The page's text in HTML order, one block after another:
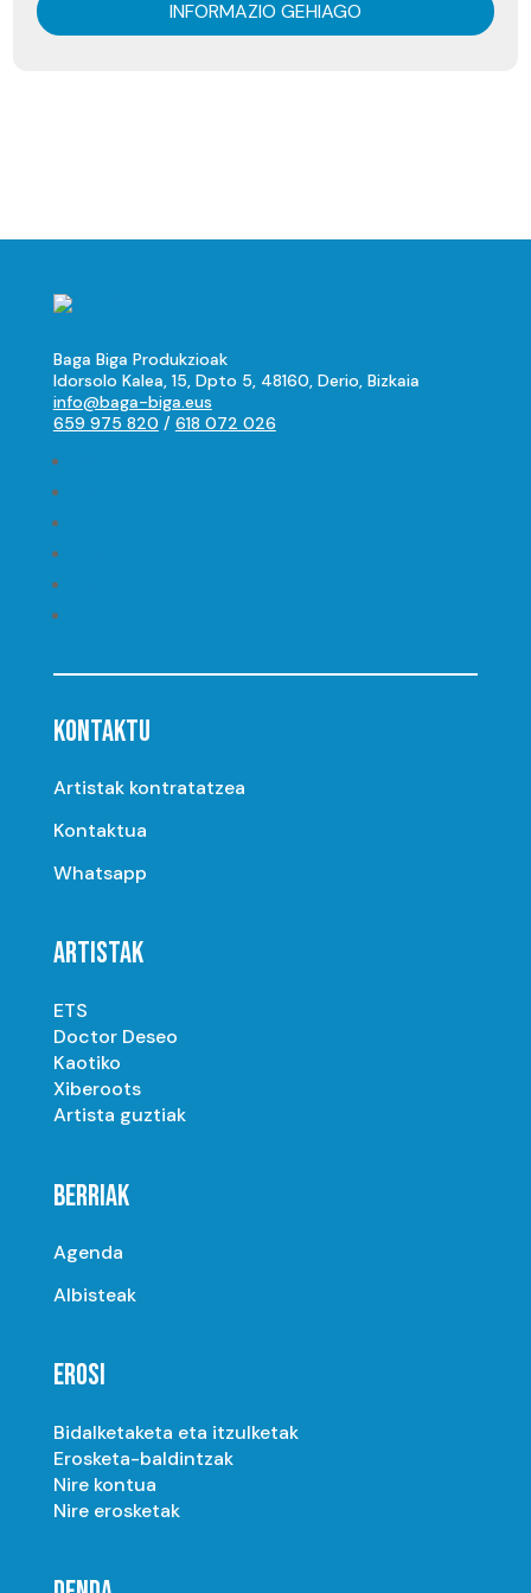
INFORMAZIO GEHIAGO
Baga Biga Produkzioak
Idorsolo Kalea, 15, Dpto 5, 48160, Derio, Bizkaia
info@baga-biga.eus
659 975 820 / 618 072 026
KONTAKTU
Artistak kontratatzea
Kontaktua
Whatsapp
ARTISTAK
ETS
Doctor Deseo
Kaotiko
Xiberoots
Artista guztiak
BERRIAK
Agenda
Albisteak
EROSI
Bidalketaketa eta itzulketak
Erosketa-baldintzak
Nire kontua
Nire erosketak